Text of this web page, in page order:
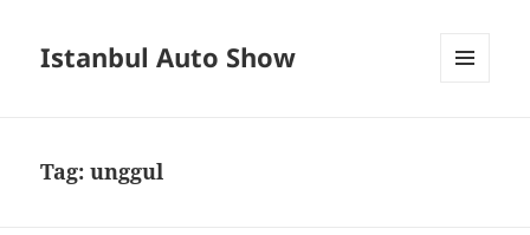
Istanbul Auto Show
Tag:unggul